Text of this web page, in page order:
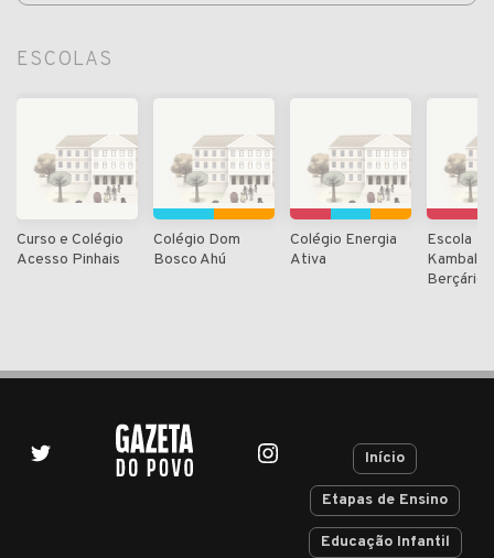
ESCOLAS
Curso e Colégio
Acesso Pinhais
Colégio Dom
Bosco Ahú
Colégio Energia
Ativa
Escola
Berçário
Início
Etapas de Ensino
Educação Infantil